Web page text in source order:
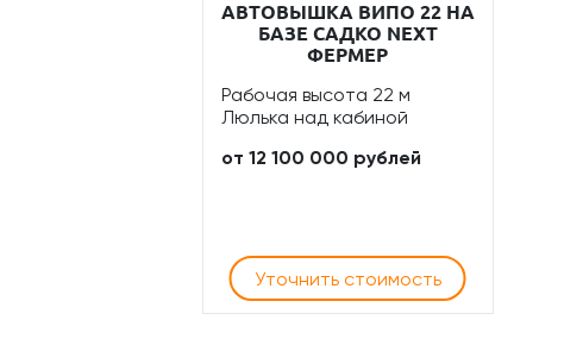
АВТОВЫШКА ВИПО 22 НА
БАЗЕ САДКО NEXT
ФЕРМЕР
Рабочая высота 22 м
Люлька над кабиной
от 12 100 000 рублей
Уточнить стоимость